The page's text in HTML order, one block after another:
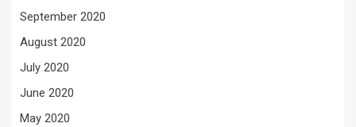
September 2020
August 2020
July 2020
June 2020
May 2020